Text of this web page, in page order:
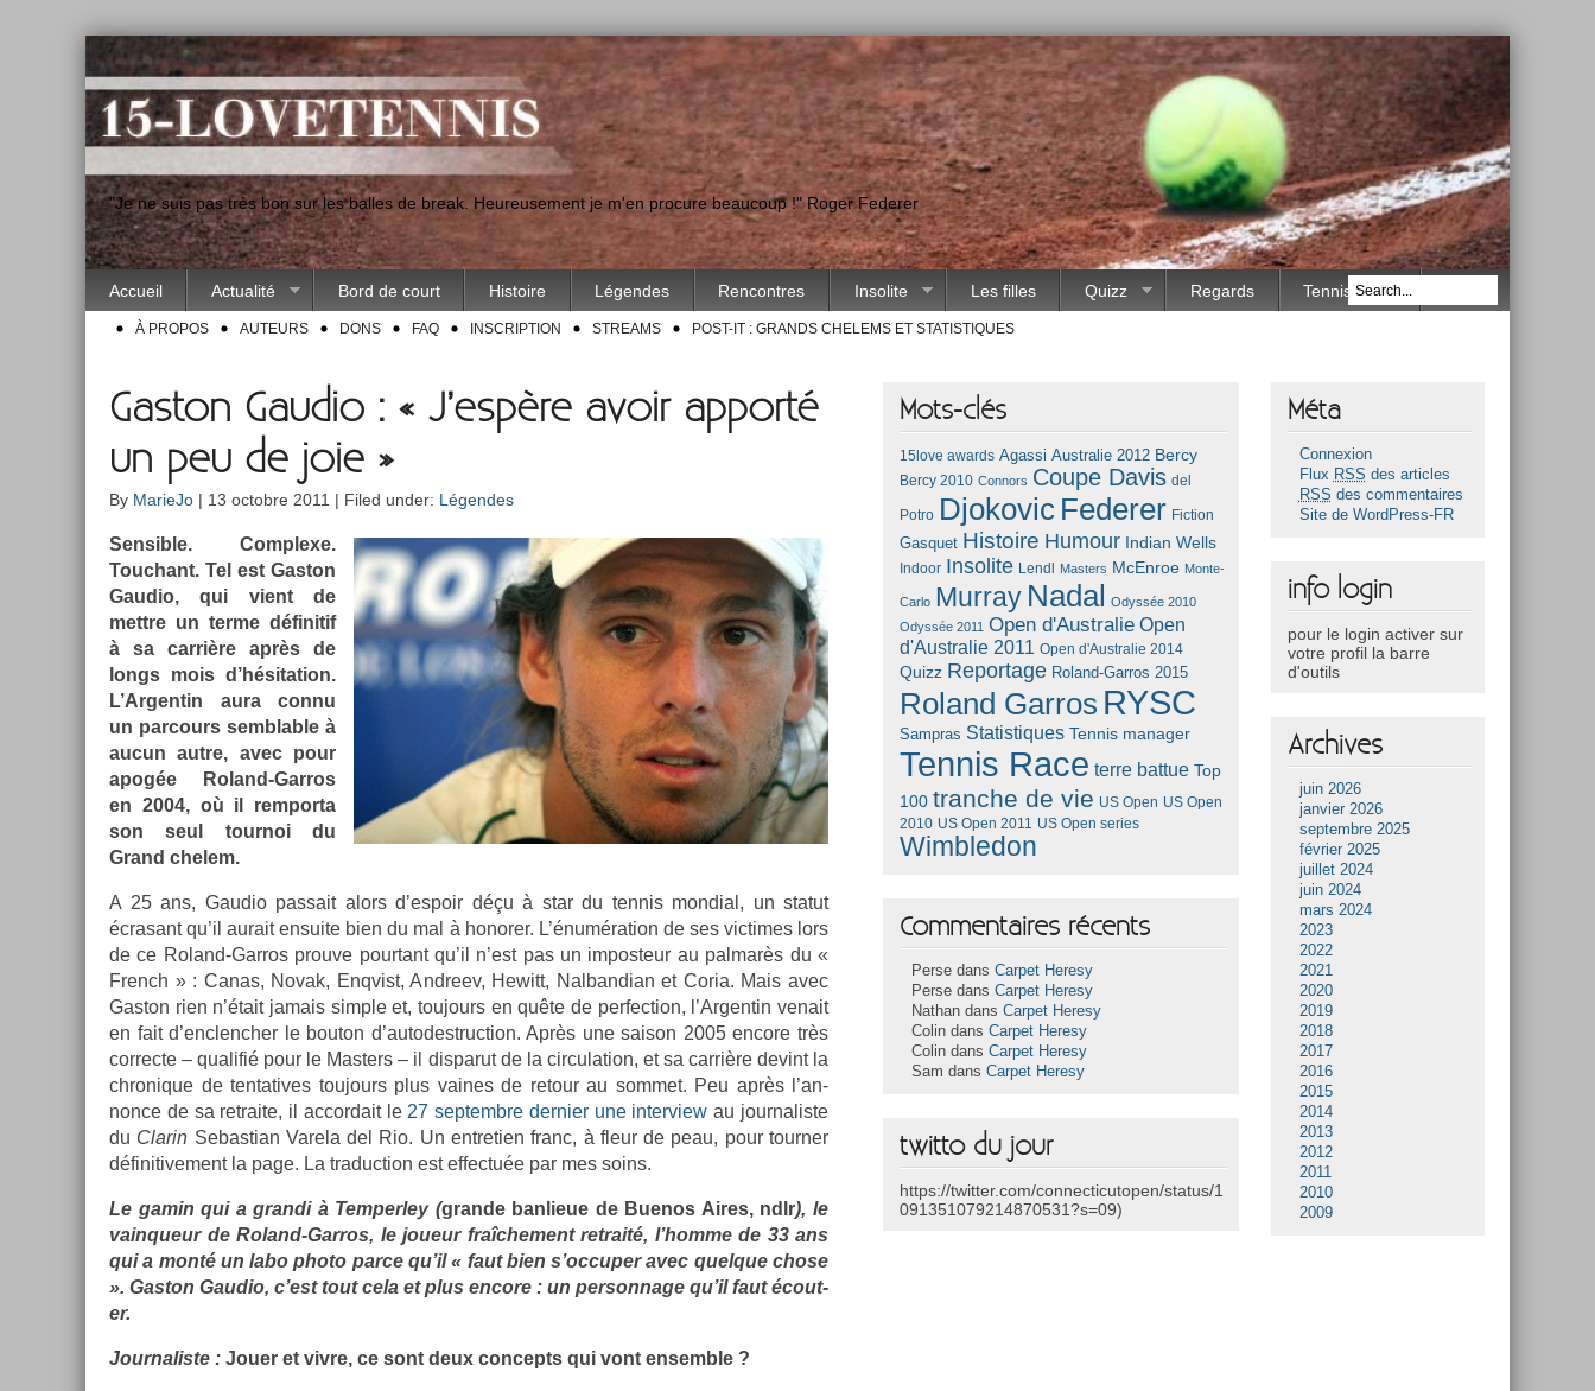
"Je ne suis pas très bon sur les balles de break. Heureusement je m'en procure beaucoup !" Roger Federer
Accueil Actualité Bord de court Histoire Légendes Rencontres Insolite Les filles Quizz Regards Tennis Race
À PROPOS AUTEURS DONS FAQ INSCRIPTION STREAMS POST-IT : GRANDS CHELEMS ET STATISTIQUES
Gaston Gaudio : « J’espère avoir apporté
un peu de joie »
By MarieJo | 13 octobre 2011 | Filed under: Légendes
Sen­sib­le. Com­plexe.
Touc­hant. Tel est Gas­ton
Gaudio, qui vient de
mettre un terme définitif
à sa carrière après de
longs mois d’hésita­tion.
L’Ar­gentin aura connu
un par­cours sembl­able à
aucun autre, avec pour
apogée Roland-Garros
en 2004, où il re­mpor­ta
son seul tour­noi du
Grand chelem.
A 25 ans, Gaudio pas­sait alors d’es­poir déçu à star du ten­nis mon­di­al, un statut
écrasant qu’il aurait en­suite bien du mal à honor­er. L’énuméra­tion de ses vic­times lors
de ce Roland-Garros pro­uve pour­tant qu’il n’est pas un im­pos­teur au pal­marès du «
French » : Canas, Novak, En­qv­ist, An­dreev, Hewitt, Nal­bandian et Coria. Mais avec
Gas­ton rien n’était jamais sim­ple et, toujours en quête de per­fec­tion, l’Ar­gentin venait
en fait d’enclench­er le bouton d’autodestruc­tion. Après une saison 2005 en­core très
cor­rec­te – qualifié pour le Mast­ers – il dis­parut de la cir­cula­tion, et sa carrière de­vint la
chronique de ten­tatives toujours plus vaines de re­tour au som­met. Peu après l’an­
nonce de sa re­traite, il ac­cordait le 27 sep­tembre de­rni­er une in­ter­view au jour­nalis­te
du Clarin Sebas­tian Varela del Rio. Un en­treti­en franc, à fleur de peau, pour tourn­er
définitive­ment la page. La traduc­tion est ef­fectuée par mes soins.
Le gamin qui a gran­di à Tem­perley (gran­de ban­lieue de Buenos Aires, ndlr), le
vain­queur de Roland-Garros, le joueur fraîche­ment re­traité, l’homme de 33 ans
qui a monté un labo photo parce qu’il « faut bien s’oc­cup­er avec quel­que chose
». Gas­ton Gaudio, c’est tout cela et plus en­core : un per­son­nage qu’il faut éco­ut­
er.
Jour­nalis­te : Jouer et vivre, ce sont deux con­cepts qui vont en­semble ?
Mots-clés
15love awards Agassi Australie 2012 Bercy
Bercy 2010 Connors Coupe Davis del
Potro Djokovic Federer Fiction
Gasquet Histoire Humour Indian Wells
Indoor Insolite Lendl Masters McEnroe Monte-
Carlo Murray Nadal
Odyssée 2010
Odyssée 2011 Open d'Australie Open
d'Australie 2011 Open d'Australie 2014
Quizz Reportage Roland-Garros 2015
Roland Garros RYSC
Sampras Statistiques Tennis manager
Tennis Race terre battue Top
100 tranche de vie US Open US Open
2010 US Open 2011 US Open series
Wimbledon
Commentaires récents
Perse dansCarpet Heresy
Perse dansCarpet Heresy
Nathan dansCarpet Heresy
Colin dansCarpet Heresy
Colin dansCarpet Heresy
Sam dansCarpet Heresy
twitto du jour
https://twitter.com/connecticutopen/status/1
091351079214870531?s=09)
Méta
Connexion
Flux RSS des articles
RSS des commentaires
Site de WordPress-FR
info login
pour le login activer sur
votre profil la barre
d'outils
Archives
juin 2026
janvier 2026
septembre 2025
février 2025
juillet 2024
juin 2024
mars 2024
2023
2022
2021
2020
2019
2018
2017
2016
2015
2014
2013
2012
2011
2010
2009